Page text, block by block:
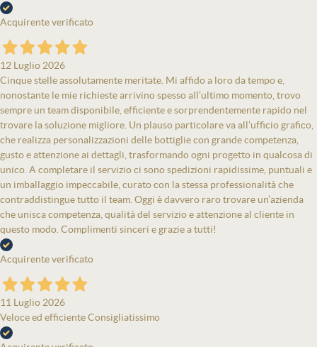
Acquirente verificato
12 Luglio 2026
Cinque stelle assolutamente meritate. Mi affido a loro da tempo e,
nonostante le mie richieste arrivino spesso all’ultimo momento, trovo
sempre un team disponibile, efficiente e sorprendentemente rapido nel
trovare la soluzione migliore. Un plauso particolare va all’ufficio grafico,
che realizza personalizzazioni delle bottiglie con grande competenza,
gusto e attenzione ai dettagli, trasformando ogni progetto in qualcosa di
unico. A completare il servizio ci sono spedizioni rapidissime, puntuali e
un imballaggio impeccabile, curato con la stessa professionalità che
contraddistingue tutto il team. Oggi è davvero raro trovare un’azienda
che unisca competenza, qualità del servizio e attenzione al cliente in
questo modo. Complimenti sinceri e grazie a tutti!
Acquirente verificato
11 Luglio 2026
Veloce ed efficiente Consigliatissimo